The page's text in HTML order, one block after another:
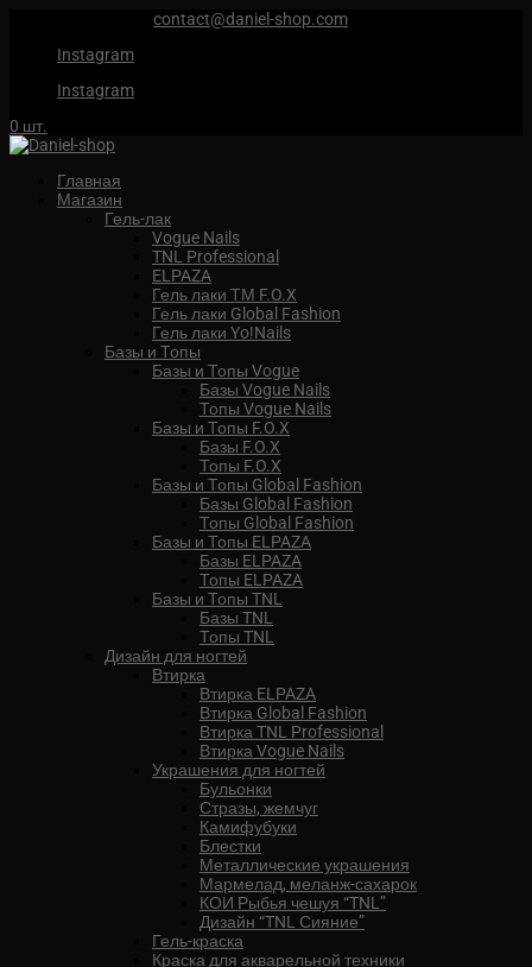
contact@daniel-shop.com
Instagram
Instagram
0 шт.
Главная
Магазин
Гель-лак
Vogue Nails
TNL Professional
ELPAZA
Гель лаки ТМ F.O.X
Гель лаки Global Fashion
Гель лаки Yo!Nails
Базы и Топы
Базы и Топы Vogue
Базы Vogue Nails
Топы Vogue Nails
Базы и Топы F.O.X
Базы F.O.X
Топы F.O.X
Базы и Топы Global Fashion
Базы Global Fashion
Топы Global Fashion
Базы и Топы ELPAZA
Базы ELPAZA
Топы ELPAZA
Базы и Топы TNL
Базы TNL
Топы TNL
Дизайн для ногтей
Втирка
Втирка ELPAZA
Втирка Global Fashion
Втирка TNL Professional
Втирка Vogue Nails
Украшения для ногтей
Бульонки
Стразы, жемчуг
Камифубуки
Блестки
Металлические украшения
Мармелад, меланж-сахарок
КОИ Рыбья чешуя “TNL”
Дизайн “TNL Сияние”
Гель-краска
Краска для акварельной техники